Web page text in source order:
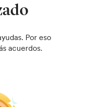
Por eso
acuerdos.